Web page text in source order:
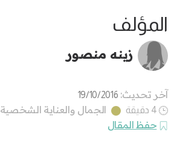
المؤلف
زينه منصور
آخر تحديث: 19/10/2016
4 دقيقة
الجمال والعناية الشخصية
حفظ المقال